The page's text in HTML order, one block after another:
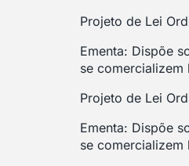
Projeto de Lei
Ementa: Dispõe
se comercializem
Projeto de Lei
Ementa: Dispõe
se comercializem